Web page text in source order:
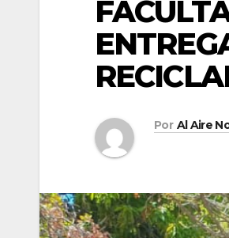
Por Al Aire